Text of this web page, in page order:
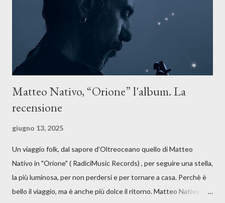
dichiarazione d’intenti: Cico Messina apre il suo nuovo percorso
artistico con una composizi...
Matteo Nativo, “Orione” l'album. La
recensione
giugno 13, 2025
Un viaggio folk, dal sapore d'Oltreoceano quello di Matteo
Nativo in "Orione" ( RadiciMusic Records) , per seguire una stella,
la più luminosa, per non perdersi e per tornare a casa. Perchè è
bello il viaggio, ma è anche più dolce il ritorno. Matteo Nativo per